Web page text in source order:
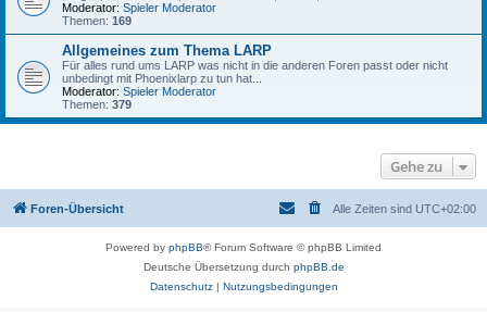
Moderator: Spieler Moderator
Themen: 169
Allgemeines zum Thema LARP
Für alles rund ums LARP was nicht in die anderen Foren passt oder nicht
unbedingt mit Phoenixlarp zu tun hat...
Moderator: Spieler Moderator
Themen: 379
Gehe zu
Foren-Übersicht Alle Zeiten sind UTC+02:00
Powered by phpBB® Forum Software © phpBB Limited
Deutsche Übersetzung durch phpBB.de
Datenschutz| Nutzungsbedingungen